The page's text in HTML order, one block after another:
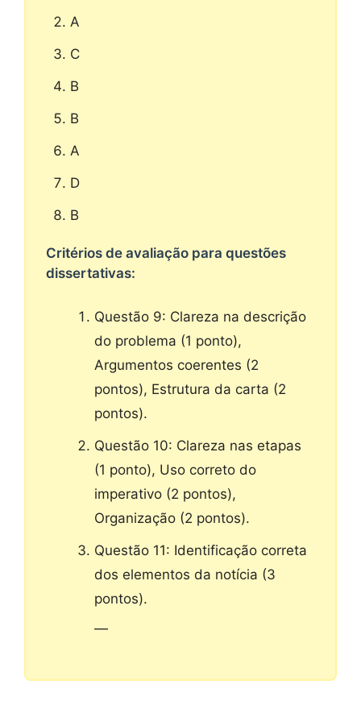
A
C
B
B
A
D
B
Critérios de avaliação para questões
dissertativas:
Questão 9: Clareza na descrição
do problema (1 ponto),
Argumentos coerentes (2
pontos), Estrutura da carta (2
pontos).
Questão 10: Clareza nas etapas
(1 ponto), Uso correto do
imperativo (2 pontos),
Organização (2 pontos).
Questão 11: Identificação correta
dos elementos da notícia (3
pontos).
—